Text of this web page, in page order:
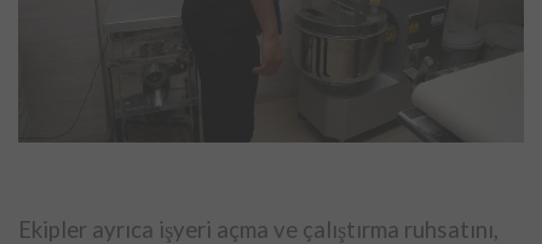
Ekipler ayrıca işyeri açma ve çalıştırma ruhsatını,